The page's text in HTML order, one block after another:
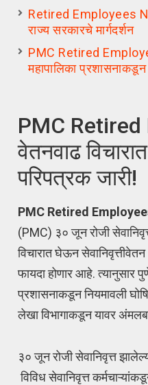
Retired Employees
राज्य सरकारचे मार्गदर्शन
PMC Retired
महापालिका प्रशासनाकडून
PMC Retired
वेतनवाढ
परिपत्रक जारी!
PMC Retired
(PMC) ३० जून रोजी
विचारात घेऊन
फायदा होणार आहे.
प्रशासनाकडून नियमावली
लेखा विभागाकडून यावर
३० जून रोजी सेवानिवृत्त
विविध सेवानिवृत्त